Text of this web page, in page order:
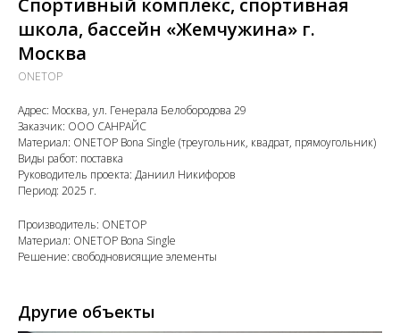
Спортивный комплекс, спортивная
школа, бассейн «Жемчужина» г.
Москва
ONETOP
Адрес: Москва, ул. Генерала Белобородова 29
Заказчик: ООО САНРАЙС
Материал: ONETOP Bona Single (треугольник, квадрат, прямоугольник)
Виды работ: поставка
Руководитель проекта: Даниил Никифоров
Период: 2025 г.
Производитель: ONETOP
Материал: ONETOP Bona Single
Решение: свободновисящие элементы
Другие объекты